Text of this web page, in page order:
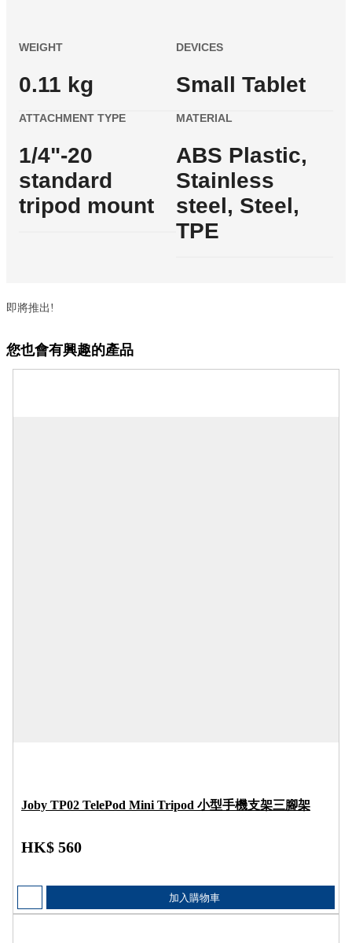
WEIGHT
0.11 kg
DEVICES
Small Tablet
ATTACHMENT TYPE
1/4"-20
standard
tripod mount
MATERIAL
ABS Plastic,
Stainless
steel, Steel,
TPE
即將推出!
您也會有興趣的產品
Joby TP02 TelePod Mini Tripod 小型手機支架三腳架
HK$ 560
加入購物車